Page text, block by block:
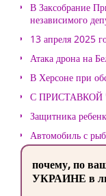
В Заксобрание
независимого
13 апреля 2025
Атака дрона на
В Херсоне при
С
Защитника
Автомобиль с
почему, по
УКРАИНЕ в